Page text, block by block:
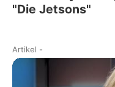
"Die Jetsons"
Artikel -